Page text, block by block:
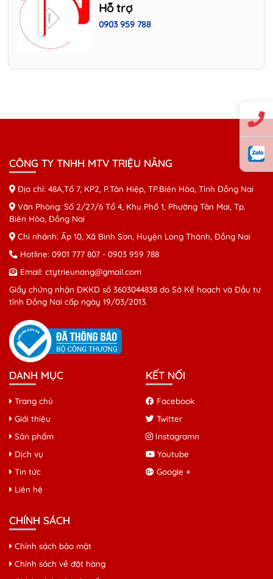
Máy in HP LaserJet Pro 400 Printer M401
4054/5054/6054
Máy photocopy RICOH Mp
Hỗ trợ
0903 959 788
CÔNG TY TNHH MTV TRIỆU NĂNG
Địa chỉ: 48A,Tổ 7, KP2, P.Tân Hiệp, TP.Biên Hòa, Tỉnh Đồng Nai
Văn Phòng: Số 2/27/6 Tổ 4, Khu Phố 1, Phường Tân Mai, Tp.
Biên Hòa, Đồng Nai
Chi nhánh: Ấp 10, Xã Bình Sơn, Huyện Long Thành, Đồng Nai
Hotline: 0901 777 807 - 0903 959 788
Email: ctytrieunang@gmail.com
Giấy chứng nhận ĐKKD số 3603044838 do Sở Kế hoạch và Đầu tư
tỉnh Đồng Nai cấp ngày 19/03/2013.
DANH MỤC
Trang chủ
Giới thiệu
Sản phẩm
Dịch vụ
Tin tức
Liên hệ
KẾT NỐI
Facebook
Twitter
Instagramn
Youtube
Google +
CHÍNH SÁCH
Chính sách bảo mật
Chính sách về đặt hàng